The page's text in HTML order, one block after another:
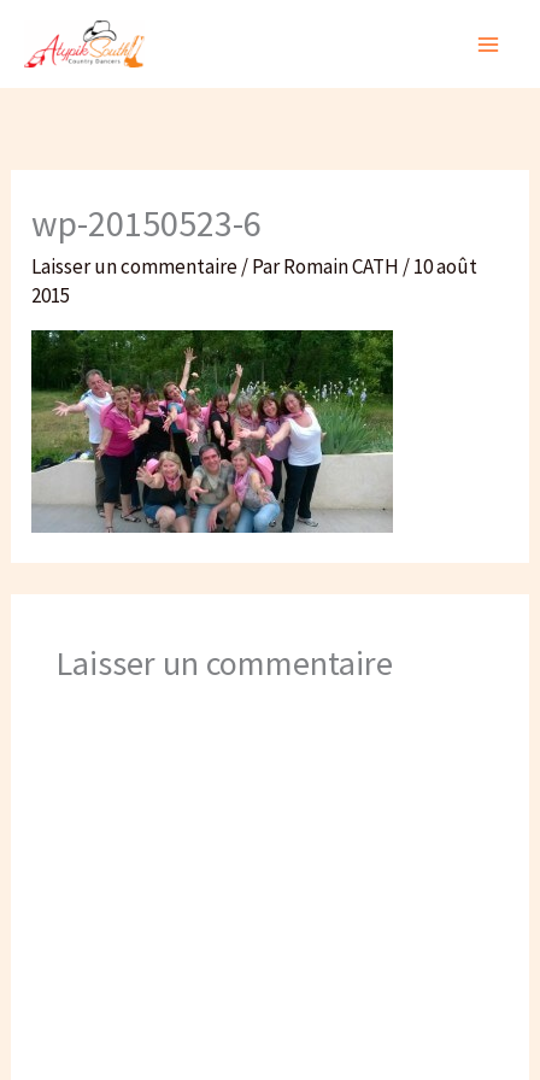
contenu
wp-20150523-6
Laisser un commentaire/ ParRomain CATH /10 août
2015
Laisser un commentaire